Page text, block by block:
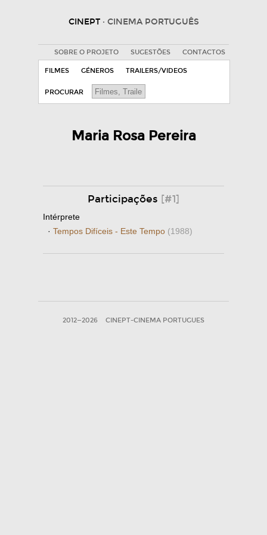
CINEPT · CINEMA PORTUGUÊS
SOBRE O PROJETO SUGESTÕES CONTACTOS
FILMES GÉNEROS TRAILERS/VIDEOS
PROCURAR
Maria Rosa Pereira
Participações [#1]
Intérprete
· Tempos Difíceis - Este Tempo (1988)
2012—2026 CINEPT-CINEMA PORTUGUES